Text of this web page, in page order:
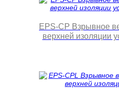
EPS-CP Взрывное
верхней изоляции